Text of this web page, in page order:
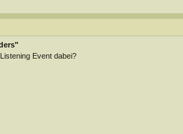
Event dabei?